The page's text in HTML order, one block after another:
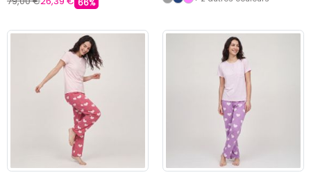
66%